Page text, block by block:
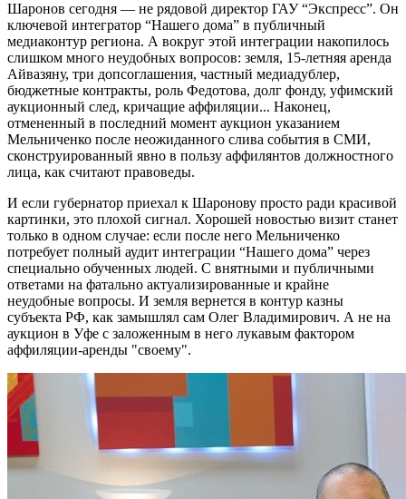
Шаронов сегодня — не рядовой директор ГАУ “Экспресс”. Он
ключевой интегратор “Нашего дома” в публичный
медиаконтур региона. А вокруг этой интеграции накопилось
слишком много неудобных вопросов: земля, 15-летняя аренда
Айвазяну, три допсоглашения, частный медиадублер,
бюджетные контракты, роль Федотова, долг фонду, уфимский
аукционный след, кричащие аффиляции... Наконец,
отмененный в последний момент аукцион указанием
Мельниченко после неожиданного слива события в СМИ,
сконструированный явно в пользу аффилянтов должностного
лица, как считают правоведы.
И если губернатор приехал к Шаронову просто ради красивой
картинки, это плохой сигнал. Хорошей новостью визит станет
только в одном случае: если после него Мельниченко
потребует полный аудит интеграции “Нашего дома” через
специально обученных людей. С внятными и публичными
ответами на фатально актуализированные и крайне
неудобные вопросы. И земля вернется в контур казны
субъекта РФ, как замышлял сам Олег Владимирович. А не на
аукцион в Уфе с заложенным в него лукавым фактором
аффиляции-аренды "своему".